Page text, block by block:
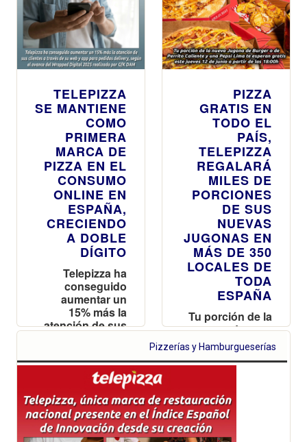
TELEPIZZA
SE MANTIENE
COMO
PRIMERA
MARCA DE
PIZZA EN EL
CONSUMO
ONLINE EN
ESPAÑA,
CRECIENDO
A DOBLE
DÍGITO
Telepizza ha
conseguido
aumentar un
15% más la
atención de sus
para pedidos
delivery, según
el avance del
Wrapped Digital
2025 realizado
por GfK DAM
PIZZA
GRATIS EN
TODO EL
PAÍS,
TELEPIZZA
REGALARÁ
MILES DE
PORCIONES
DE SUS
NUEVAS
JUGONAS EN
MÁS DE 350
LOCALES DE
TODA
ESPAÑA
Tu porción de la
nueva Jugona
de Burger o de
Perrito Caliente
y una Pepsi
gratis este
jueves 12 de
junio a partir de
las 18:00h
Pizzerías y Hamburgueserías